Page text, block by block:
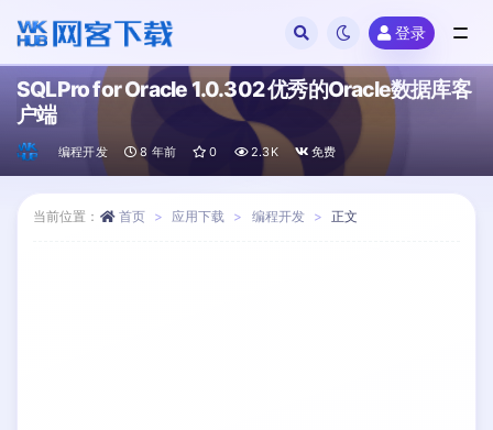
登录
SQLPro for Oracle 1.0.302 优秀的Oracle数据库客
户端
编程开发 8 年前 0 2.3K 免费
当前位置： 首页 应用下载 编程开发 正文
全部